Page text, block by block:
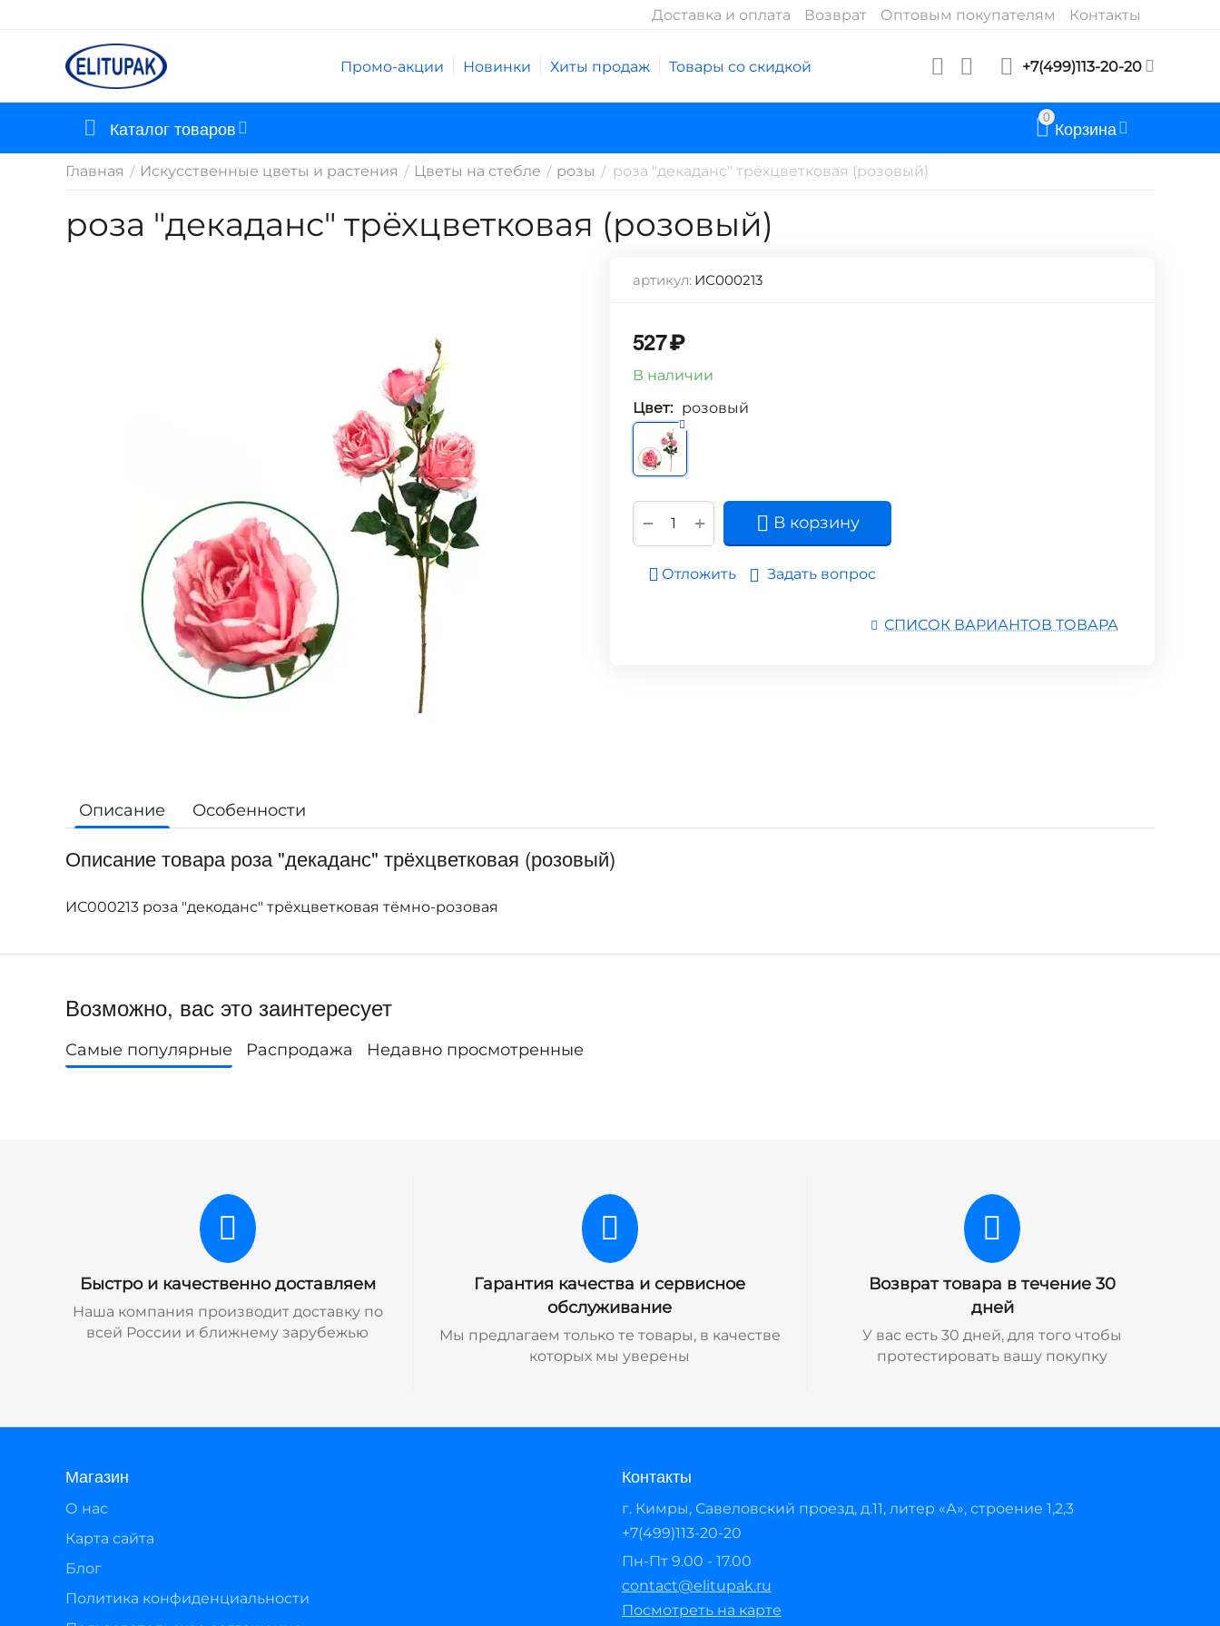
Доставка и оплата Возврат Оптовым покупателям Контакты
Промо-акции Новинки Хиты продаж Товары со скидкой +7(499)113-20-20
Каталог товаров 0 Корзина
Главная / Искусственные цветы и растения / Цветы на стебле / розы / роза "декаданс" трёхцветковая (розовый)
роза "декаданс" трёхцветковая (розовый)
артикул: ИС000213
527₽
В наличии
Цвет: розовый
+
− В корзину
Отложить Задать вопрос
СПИСОК ВАРИАНТОВ ТОВАРА
Описание Особенности
Описание товара роза "декаданс" трёхцветковая (розовый)
ИС000213 роза "декоданс" трёхцветковая тёмно-розовая
Возможно, вас это заинтересует
Самые популярные Распродажа Недавно просмотренные
Быстро и качественно доставляем
Наша компания производит доставку по
всей России и ближнему зарубежью
Гарантия качества и сервисное
обслуживание
Мы предлагаем только те товары, в качестве
которых мы уверены
Возврат товара в течение 30
дней
У вас есть 30 дней, для того чтобы
протестировать вашу покупку
Магазин
О нас
Карта сайта
Блог
Политика конфиденциальности
Контакты
г. Кимры, Савеловский проезд, д.11, литер «А», строение 1,2,3
+7(499)113-20-20
Пн-Пт 9.00 - 17.00
contact@elitupak.ru
Посмотреть на карте